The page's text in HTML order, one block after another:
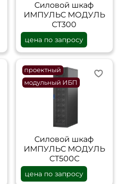
Силовой шкаф
ИМПУЛЬС МОДУЛЬ
СТ300
цена по запросу
проектный
модульный ИБП
Силовой шкаф
ИМПУЛЬС МОДУЛЬ
СТ500С
цена по запросу